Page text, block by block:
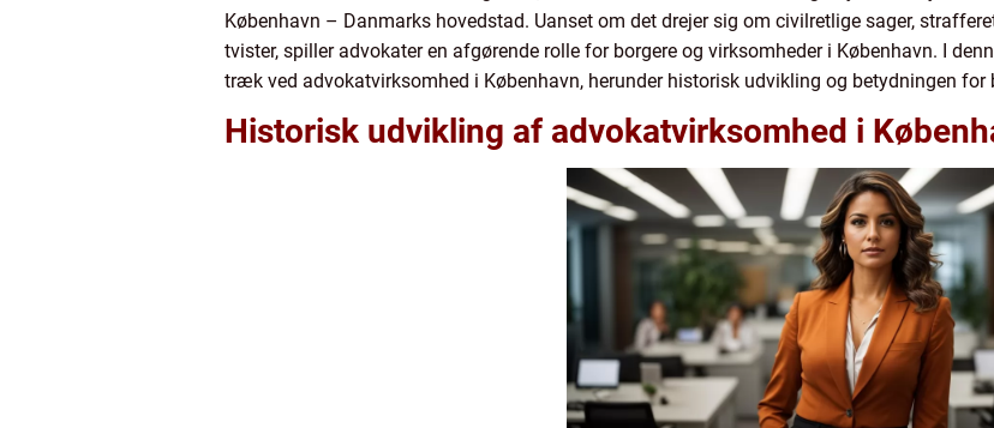
København – Danmarks hovedstad. Uanset om det drejer sig om civilretlige sager,
tvister, spiller advokater en afgørende rolle for borgere og virksomheder i København. I
træk ved advokatvirksomhed i København, herunder historisk udvikling og betydningen for
Historisk udvikling af advokatvirksomhed i